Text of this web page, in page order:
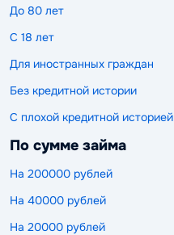
До 80 лет
С 18 лет
Для иностранных граждан
Без кредитной истории
С плохой кредитной историей
По сумме займа
На 200000 рублей
На 40000 рублей
На 20000 рублей